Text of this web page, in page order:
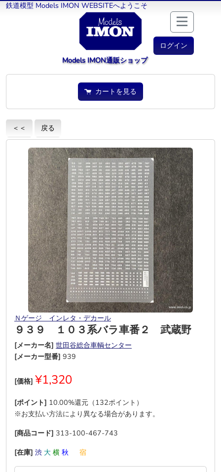
鉄道模型 Models IMON WEBSITEへようこそ
ログイン
Models IMON通販ショップ
カートを見る
＜＜ 戻る
Ｎゲージ インレタ・デカール
９３９ １０３系バラ車番２ 武蔵野
[メーカー名] 世田谷総合車輌センター
[メーカー型番] 939
[価格] ¥1,320
[ポイント] 10.00%還元（132ポイント）
※お支払い方法により異なる場合があります。
[商品コード] 313-100-467-743
[在庫] 渋 大 横 秋 宿